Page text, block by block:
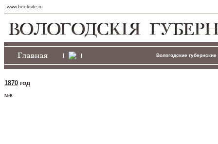
www.booksite.ru
| | Вологодские
1870 год
№8